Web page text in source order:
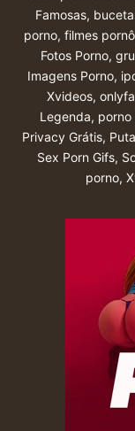
Famosas,
porno, filmes pornô
Fotos Porno,
Imagens Porno,
Xvideos,
Legenda, porno
Privacy Grátis,
Sex Porn Gifs,
porno,